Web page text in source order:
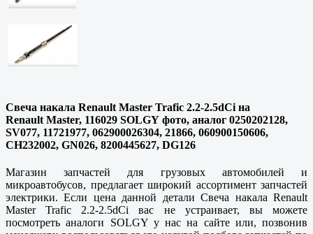
Свеча накала Renault Master Trafic 2.2-2.5dCi на
Renault Master, 116029 SOLGY фото, аналог 0250202128,
SV077, 11721977, 062900026304, 21866, 060900150606,
CH232002, GN026, 8200445627, DG126
Магазин запчастей для грузовых автомобилей и
микроавтобусов, предлагает широкий ассортимент запчастей
электрики. Если цена данной детали Свеча накала Renault
Master Trafic 2.2-2.5dCi вас не устраивает, вы можете
посмотреть аналоги SOLGY у нас на сайте или, позвонив